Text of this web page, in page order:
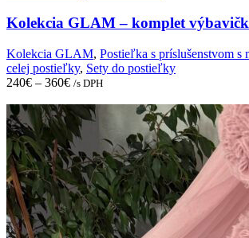
The
options
may
be
chosen
on
the
product
Kolekcia GLAM – komplet
Kolekcia GLAM, Postieľka s príslušenstvom s
celej postieľky, Sety do postieľky
240€ – 360€ /s DPH